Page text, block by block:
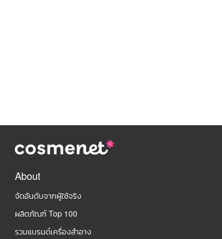
About
จัดอันดับจากผู้ใช้จริง
ผลิตภัณฑ์ Top 100
รวมแบรนด์เครื่องสำอาง